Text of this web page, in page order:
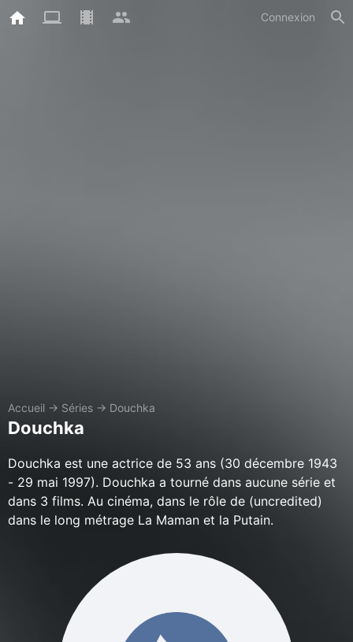
Connexion
Accueil → Séries → Douchka
Douchka
Douchka est une actrice de 53 ans (30 décembre 1943
- 29 mai 1997). Douchka a tourné dans aucune série et
dans 3 films. Au cinéma, dans le rôle de (uncredited)
dans le long métrage La Maman et la Putain.